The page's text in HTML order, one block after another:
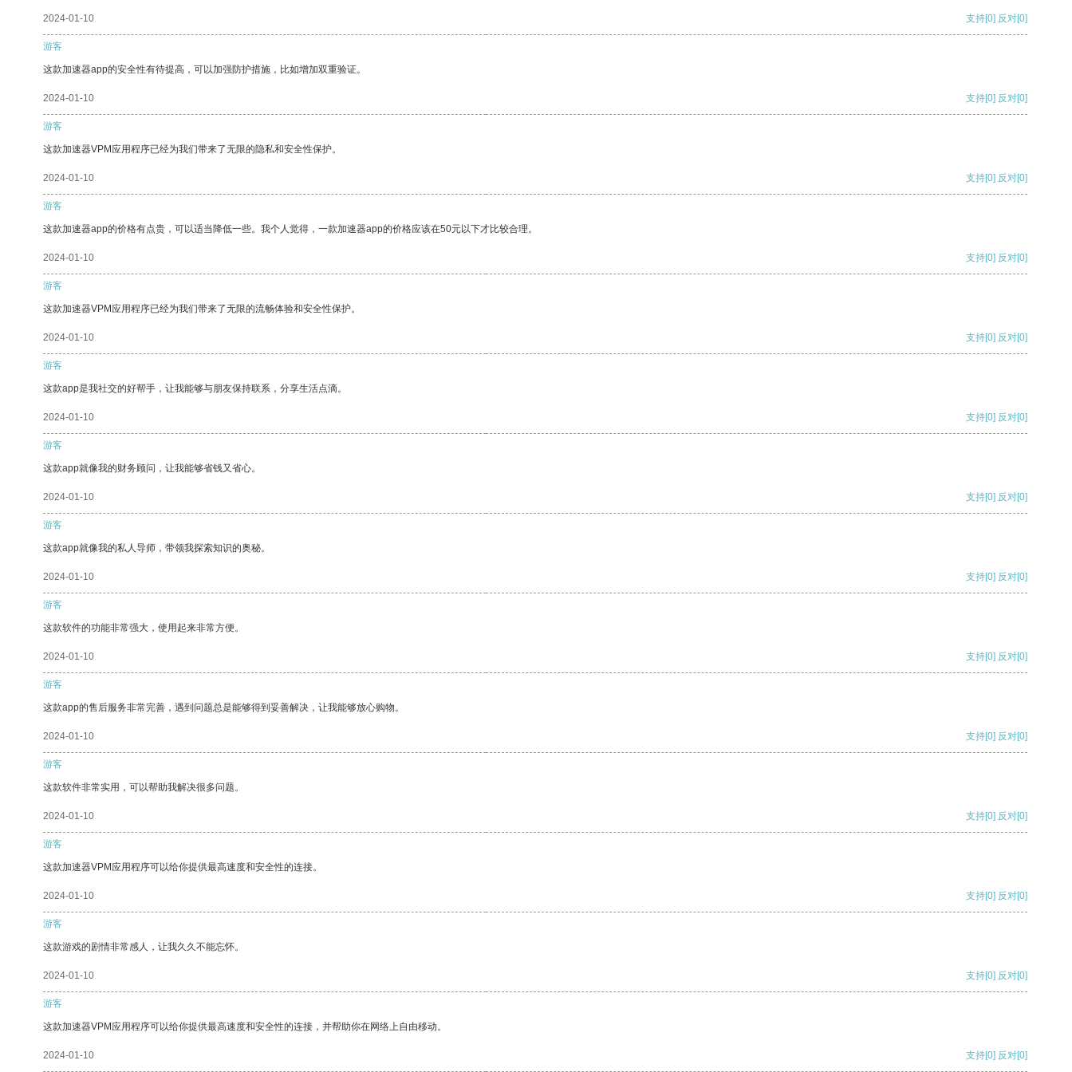
2024-01-10 支持[0] 反对[0]
游客
这款加速器app的安全性有待提高，可以加强防护措施，比如增加双重验证。
2024-01-10 支持[0] 反对[0]
游客
这款加速器VPM应用程序已经为我们带来了无限的隐私和安全性保护。
2024-01-10 支持[0] 反对[0]
游客
这款加速器app的价格有点贵，可以适当降低一些。我个人觉得，一款加速器app的价格应该在50元以下才比较合理。
2024-01-10 支持[0] 反对[0]
游客
这款加速器VPM应用程序已经为我们带来了无限的流畅体验和安全性保护。
2024-01-10 支持[0] 反对[0]
游客
这款app是我社交的好帮手，让我能够与朋友保持联系，分享生活点滴。
2024-01-10 支持[0] 反对[0]
游客
这款app就像我的财务顾问，让我能够省钱又省心。
2024-01-10 支持[0] 反对[0]
游客
这款app就像我的私人导师，带领我探索知识的奥秘。
2024-01-10 支持[0] 反对[0]
游客
这款软件的功能非常强大，使用起来非常方便。
2024-01-10 支持[0] 反对[0]
游客
这款app的售后服务非常完善，遇到问题总是能够得到妥善解决，让我能够放心购物。
2024-01-10 支持[0] 反对[0]
游客
这款软件非常实用，可以帮助我解决很多问题。
2024-01-10 支持[0] 反对[0]
游客
这款加速器VPM应用程序可以给你提供最高速度和安全性的连接。
2024-01-10 支持[0] 反对[0]
游客
这款游戏的剧情非常感人，让我久久不能忘怀。
2024-01-10 支持[0] 反对[0]
游客
这款加速器VPM应用程序可以给你提供最高速度和安全性的连接，并帮助你在网络上自由移动。
2024-01-10 支持[0] 反对[0]